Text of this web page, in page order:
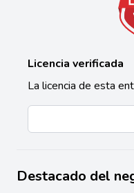
Licencia verificada
La licencia de esta
Destacado del